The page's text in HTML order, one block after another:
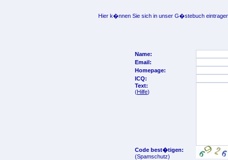
Hier k�nnen Sie sich in unser G�stebuch
Name:
Email:
Homepage:
ICQ:
Text:
(Hilfe)
Code best�tigen:
(Spamschutz)